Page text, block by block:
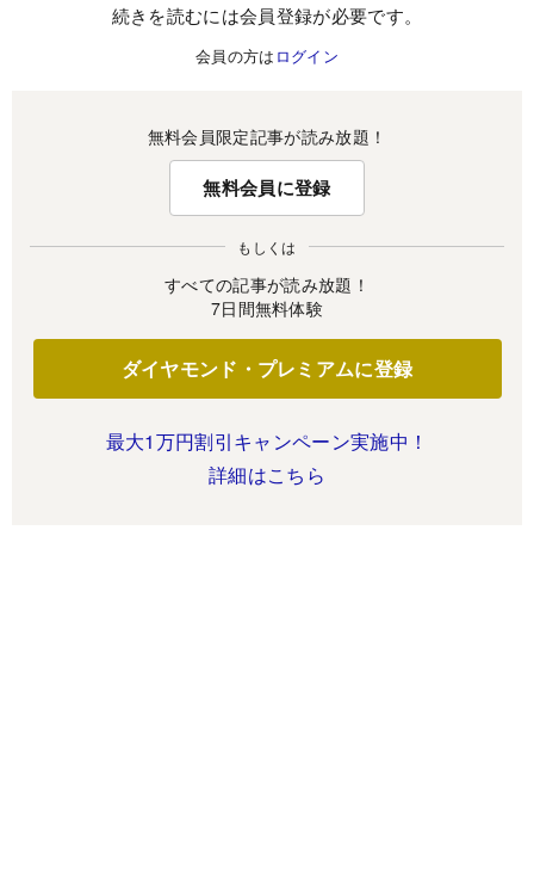
続きを読むには会員登録が必要です。
会員の方は ログイン
無料会員限定記事が読み放題！
無料会員に登録
もしくは
すべての記事が読み放題！
7日間無料体験
ダイヤモンド・プレミアムに登録
最大1万円割引キャンペーン実施中！
詳細はこちら